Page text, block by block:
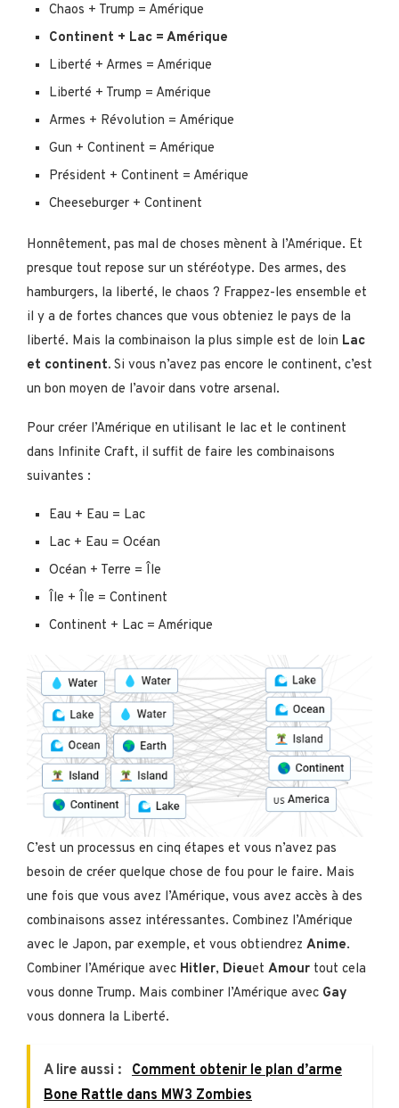
Chaos + Trump = Amérique
Continent + Lac = Amérique
Liberté + Armes = Amérique
Liberté + Trump = Amérique
Armes + Révolution = Amérique
Gun + Continent = Amérique
Président + Continent = Amérique
Cheeseburger + Continent
Honnêtement, pas mal de choses mènent à l’Amérique. Et
presque tout repose sur un stéréotype. Des armes, des
hamburgers, la liberté, le chaos ? Frappez-les ensemble et
il y a de fortes chances que vous obteniez le pays de la
liberté. Mais la combinaison la plus simple est de loin Lac
et continent. Si vous n’avez pas encore le continent, c’est
un bon moyen de l’avoir dans votre arsenal.
Pour créer l’Amérique en utilisant le lac et le continent
dans Infinite Craft, il suffit de faire les combinaisons
suivantes :
Eau + Eau = Lac
Lac + Eau = Océan
Océan + Terre = Île
Île + Île = Continent
Continent + Lac = Amérique
C’est un processus en cinq étapes et vous n’avez pas
besoin de créer quelque chose de fou pour le faire. Mais
une fois que vous avez l’Amérique, vous avez accès à des
combinaisons assez intéressantes. Combinez l’Amérique
avec le Japon, par exemple, et vous obtiendrez Anime.
Combiner l’Amérique avec Hitler, Dieuet Amour tout cela
vous donne Trump. Mais combiner l’Amérique avec Gay
vous donnera la Liberté.
A lire aussi :
Comment obtenir le plan d’arme
Bone Rattle dans MW3 Zombies